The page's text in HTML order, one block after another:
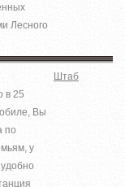
Лесного
в 25
Вы
по
у
Штаб